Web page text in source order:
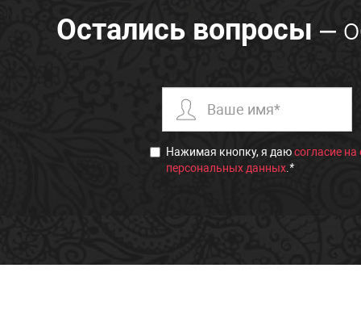
Остались вопросы –
Нажимая кнопку, я даюсогласие
персональных данных *